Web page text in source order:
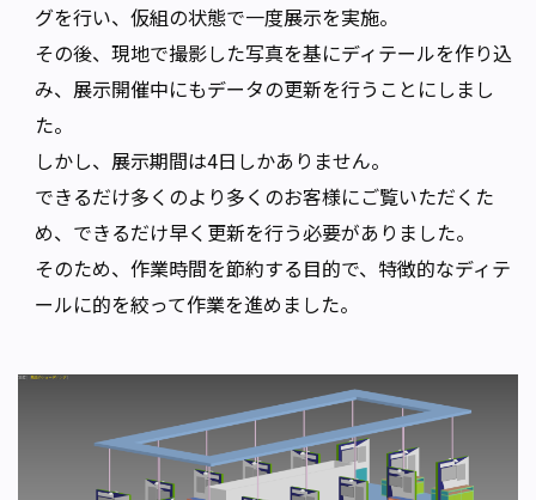
グを行い、仮組の状態で一度展示を実施。
その後、現地で撮影した写真を基にディテールを作り込
み、展示開催中にもデータの更新を行うことにしまし
た。
しかし、展示期間は4日しかありません。
できるだけ多くのより多くのお客様にご覧いただくた
め、できるだけ早く更新を行う必要がありました。
そのため、作業時間を節約する目的で、特徴的なディテ
ールに的を絞って作業を進めました。